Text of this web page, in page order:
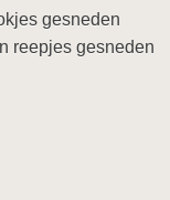
gesneden
reepjes gesneden